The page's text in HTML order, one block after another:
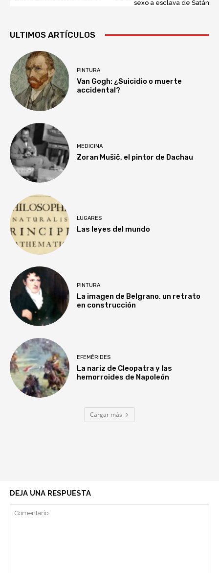
sexo a esclava de Satán
ULTIMOS ARTÍCULOS
PINTURA
Van Gogh: ¿Suicidio o muerte
accidental?
MEDICINA
Zoran Mušič, el pintor de Dachau
LUGARES
Las leyes del mundo
PINTURA
La imagen de Belgrano, un retrato
en construcción
EFEMÉRIDES
La nariz de Cleopatra y las
hemorroides de Napoleón
Cargar más
DEJA UNA RESPUESTA